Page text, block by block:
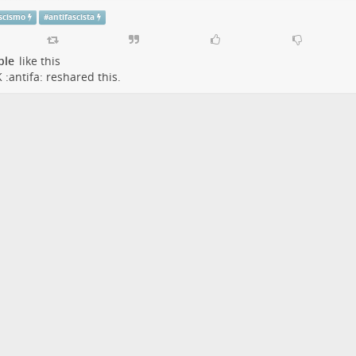
#antifascista
like this
:antifa: reshared this.